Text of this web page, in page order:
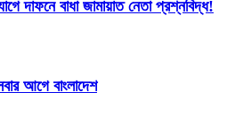
দাফনে বাধা জামায়াত নেতা প্রশ্নবিদ্ধ!
আগে বাংলাদেশ